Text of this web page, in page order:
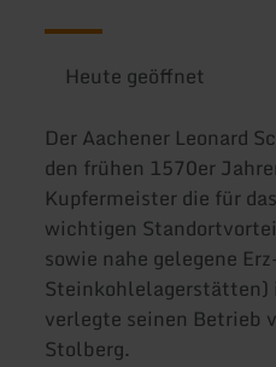
Heute geöffnet
Der Aachener Leonard
den frühen 1570er
Kupfermeister die für
wichtigen
sowie nahe gelegene
Steinkohlelagerstätten)
verlegte seinen Betrieb
Stolberg.